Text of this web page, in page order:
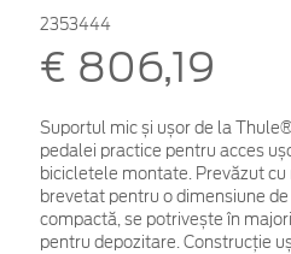
2353444
€ 806,19
Suportul mic și ușor de la
pedalei practice pentru acces
bicicletele montate. Prevăzut
brevetat pentru o dimensiune
compactă, se potrivește în
pentru depozitare. Construcție